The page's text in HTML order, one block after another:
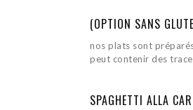
(OPTION SANS
nos plats sont
peut contenir des
SPAGHETTI ALLA